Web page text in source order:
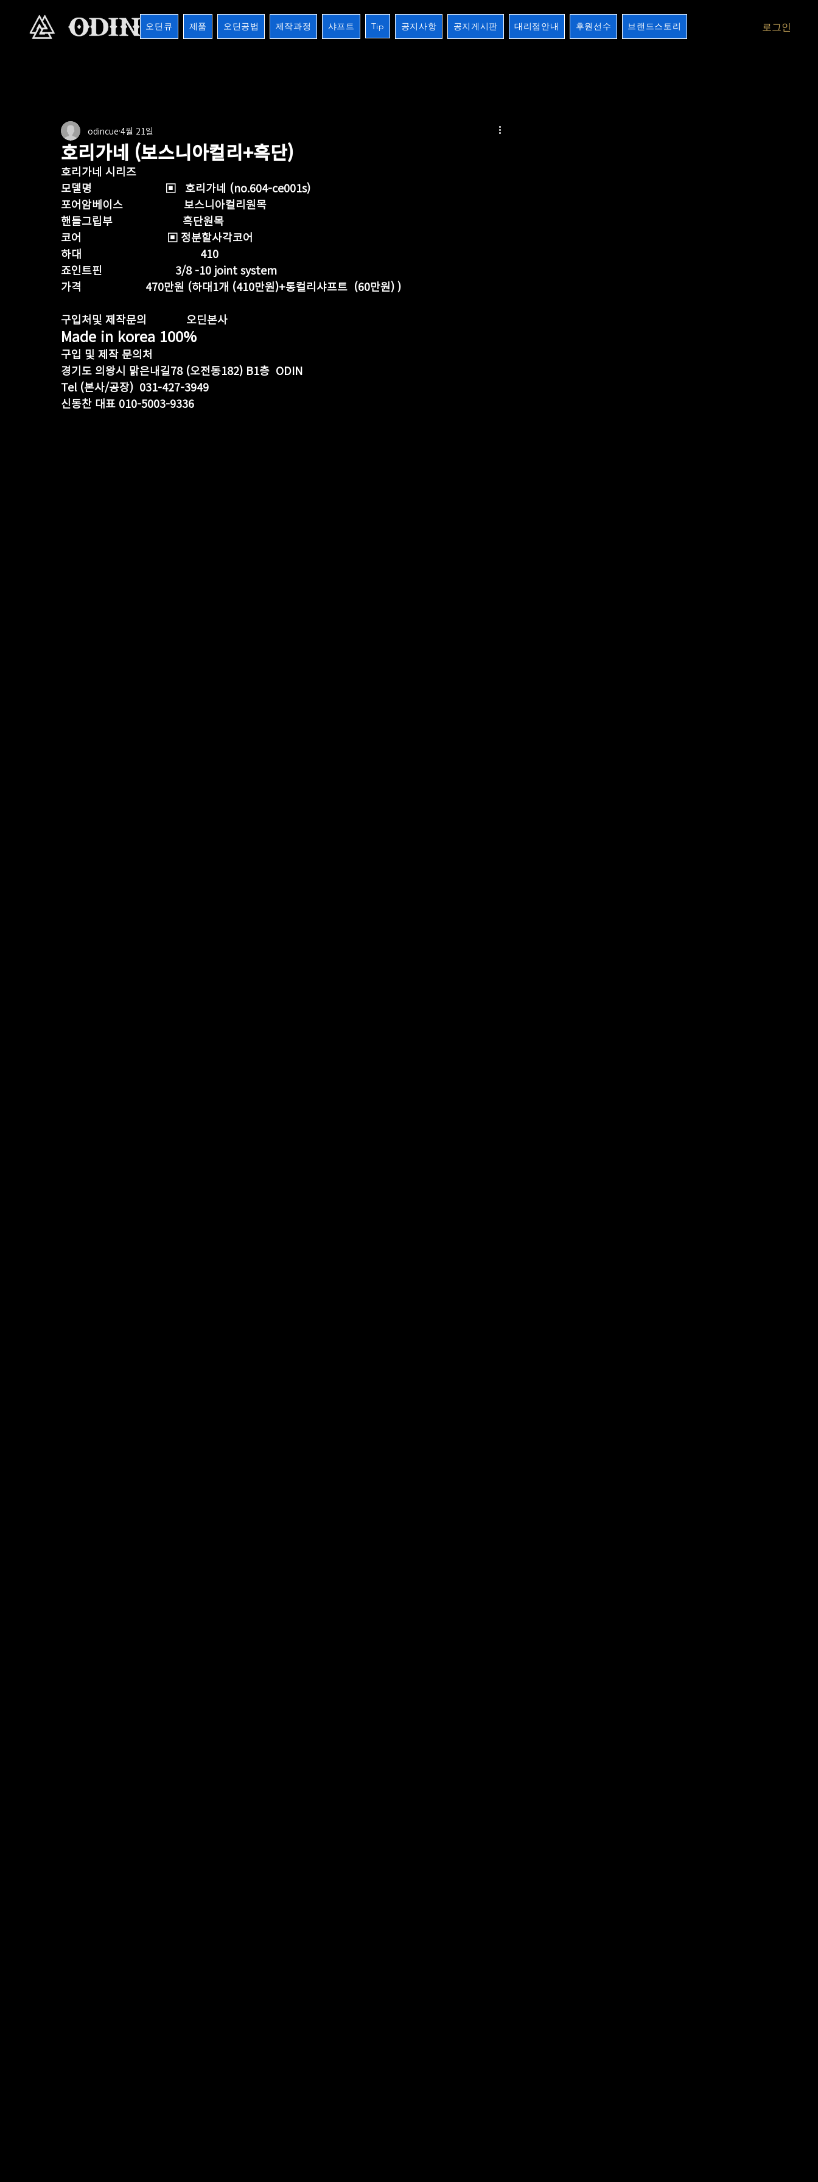
로그인
오딘큐 제품 오딘공법 제작과정 샤프트 Tip 공지사항 공지게시판 대리점안내 후원선수 브랜드스토리
8검시리즈 포켓큐시리즈
호리가네 (보스니아컬리+흑단)
odincue 4월 21일
호리가네 시리즈
모델명                        ▣   호리가네 (no.604-ce001s)
포어암베이스                    보스니아컬리원목
핸들그립부                       흑단원목
코어                            ▣ 정분할사각코어
하대                                       410
죠인트핀                        3/8 -10 joint system
가격                     470만원 (하대1개 (410만원)+통컬리샤프트  (60만원) )
구입처및 제작문의             오딘본사
Made in korea 100%
구입 및 제작 문의처
경기도 의왕시 맑은내길78 (오전동182) B1층  ODIN
Tel (본사/공장)  031-427-3949
신동찬 대표 010-5003-9336